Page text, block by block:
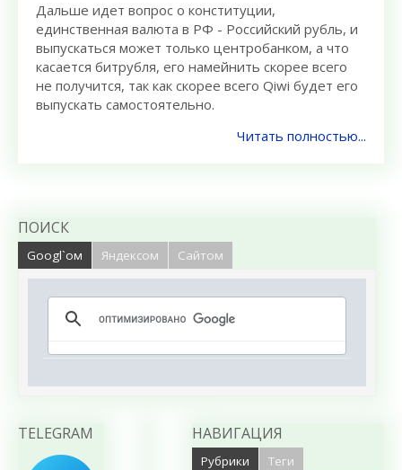
Дальше идет вопрос о конституции,
единственная валюта в РФ - Российский рубль, и
выпускаться может только центробанком, а что
касается битрубля, его намейнить скорее всего
не получится, так как скорее всего Qiwi будет его
выпускать самостоятельно.
Читать полностью...
ПОИСК
Googl`ом Яндексом Сайтом
TELEGRAM НАВИГАЦИЯ
Рубрики Теги